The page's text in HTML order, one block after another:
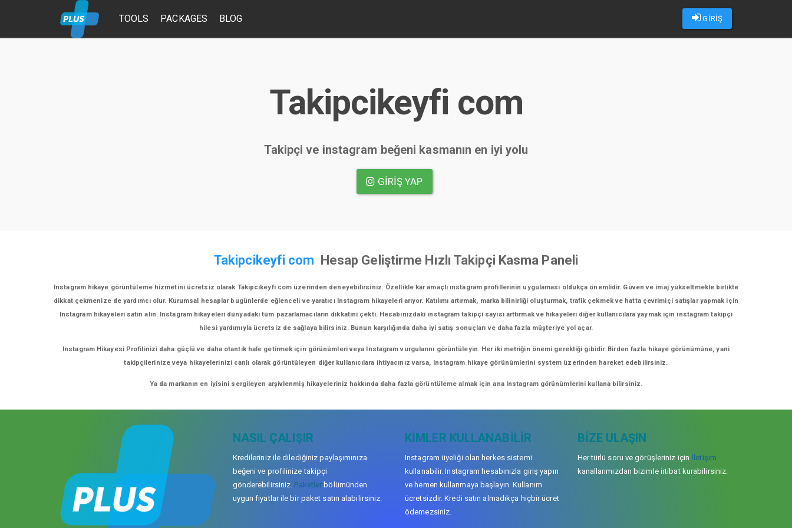
GİRİŞ
TOOLS PACKAGES BLOG
Takipcikeyfi com
Takipçi ve instagram beğeni kasmanın en iyi yolu
GIRIŞ YAP
Takipcikeyfi com Hesap Geliştirme Hızlı Takipçi Kasma Paneli
Instagram hikaye görüntüleme hizmetini ücretsiz olarak Takipcikeyfi com üzerinden deneyebilirsiniz. Özellikle kar amaçlı ınstagram profillerinin uygulaması oldukça önemlidir. Güven ve imaj yükseltmekle birlikte
dikkat çekmenize de yardımcı olur. Kurumsal hesaplar bugünlerde eğlenceli ve yaratıcı Instagram hikayeleri arıyor. Katılımı artırmak, marka bilinirliği oluşturmak, trafik çekmek ve hatta çevrimiçi satışlar yapmak için
Instagram hikayeleri satın alın. Instagram hikayeleri dünyadaki tüm pazarlamacıların dikkatini çekti. Hesabınızdaki ınstagram takipçi sayısı arttırmak ve hikayeleri diğer kullanıcılara yaymak için instagram takipçi
hilesi yardımıyla ücretsiz de sağlaya bilirsiniz. Bunun karşılığında daha iyi satış sonuçları ve daha fazla müşteriye yol açar.
Instagram Hikayesi Profilinizi daha güçlü ve daha otantik hale getirmek için görünümleri veya Instagram vurgularını görüntüleyin. Her iki metriğin önemi gerektiği gibidir. Birden fazla hikaye görünümüne, yani
takipçilerinize veya hikayelerinizi canlı olarak görüntüleyen diğer kullanıcılara ihtiyacınız varsa, Instagram hikaye görünümlerini system üzerinden hareket edebilirsiniz.
Ya da markanın en iyisini sergileyen arşivlenmiş hikayeleriniz hakkında daha fazla görüntüleme almak için ana Instagram görünümlerini kullana bilirsiniz.
NASIL ÇALIŞIR
Kredileriniz ile dilediğiniz paylaşımınıza
beğeni ve profilinize takipçi
gönderebilirsiniz. Paketler bölümünden
uygun fiyatlar ile bir paket satın alabilirsiniz.
KIMLER KULLANABILIR
Instagram üyeliği olan herkes sistemi
kullanabilir. Instagram hesabınızla giriş yapın
ve hemen kullanmaya başlayın. Kullanım
ücretsizdir. Kredi satın almadıkça hiçbir ücret
ödemezsiniz.
BIZE ULAŞIN
Her türlü soru ve görüşleriniz için İletişim
kanallarımızdan bizimle irtibat kurabilirsiniz.